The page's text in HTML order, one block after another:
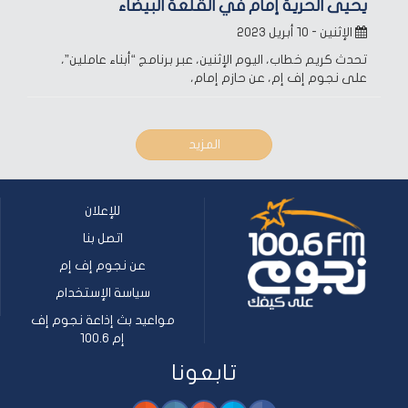
يحيى الحرية إمام في القلعة البيضاء
الإثنين - ١٠ أبريل ٢٠٢٣
تحدث كريم خطاب، اليوم الإثنين، عبر برنامج “أبناء عاملين”،
على نجوم إف إم، عن حازم إمام،
المزيد
للإعلان
اتصل بنا
عن نجوم إف إم
سياسة الإستخدام
مواعيد بث إذاعة نجوم إف
إم 100.6
تابعونا